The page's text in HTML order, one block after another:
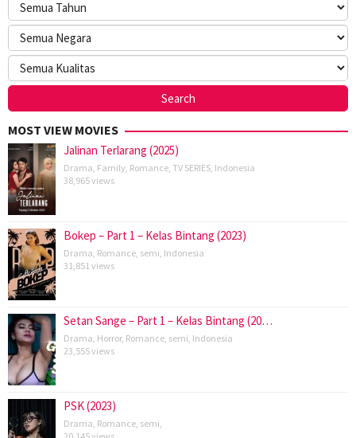
MOST VIEW MOVIES
Jalinan Terlarang (2025)
Drama Family Romance TV SERIES Indonesia
38,965 views
Bokep – Part 1 – Kelas Bintang (2023)
Drama Romance semi Indonesia
31,851 views
Setan Sange – Part 1 – Kelas Bintang (20…
Drama Horror, Romance semi Indonesia
23,555 views
PSK (2023)
Drama Romance semi